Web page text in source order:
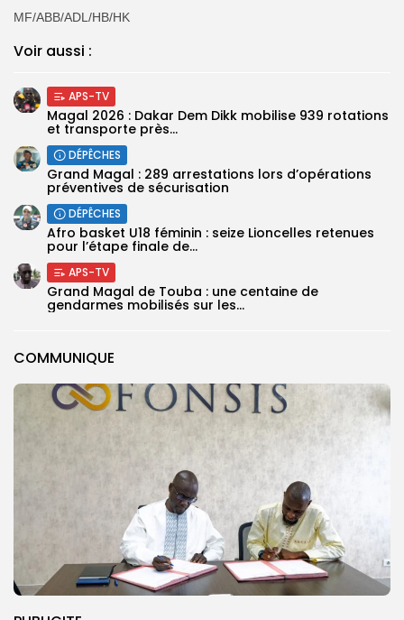
COMMUNIQUE
MF/ABB/ADL/HB/HK
Voir aussi :
APS-TV
Magal 2026 : Dakar Dem Dikk mobilise 939 rotations
et transporte près...
DÉPÊCHES
Grand Magal : 289 arrestations lors d’opérations
préventives de sécurisation
DÉPÊCHES
‎Afro basket U18 féminin : seize Lioncelles retenues
pour l’étape finale de...
APS-TV
Grand Magal de Touba : une centaine de
gendarmes mobilisés sur les...